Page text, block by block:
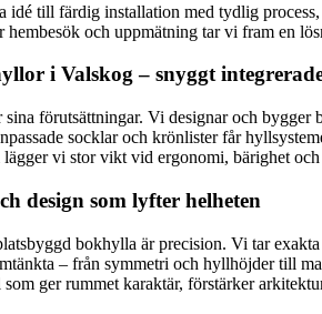
idé till färdig installation med tydlig
och uppmätning tar vi fram en
i Valskog – snyggt
sina förutsättningar. Vi designar och
socklar och krönlister får
vi stor vikt vid ergonomi, bärighet
design som lyfter helheten
bokhylla är precision. Vi tar
– från symmetri och hyllhöjder till
ger rummet karaktär, förstärker